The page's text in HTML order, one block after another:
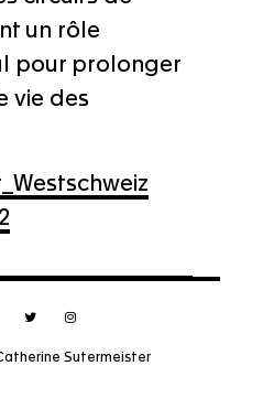
un rôle
pour prolonger
vie des
Sutermeister